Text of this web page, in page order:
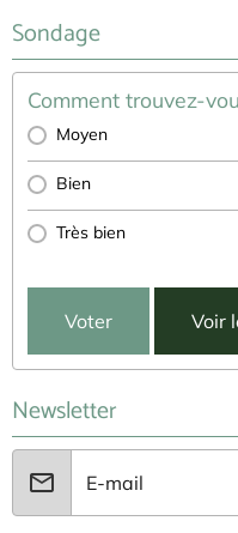
Sondage
Comment trouvez-
Moyen
Bien
Très bien
Voter Voir
Newsletter